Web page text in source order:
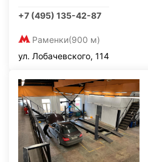
+7 (495) 135-42-87
Раменки(900 м)
ул. Лобачевского, 114